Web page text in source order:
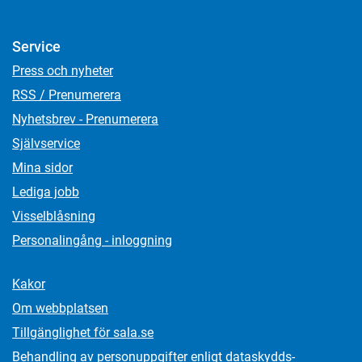
Service
Press och nyheter
RSS / Prenumerera
Nyhetsbrev - Prenumerera
Självservice
Mina sidor
Lediga jobb
Visselblåsning
Personalingång - inloggning
Kakor
Om webbplatsen
Tillgänglighet för sala.se
Behandling av personuppgifter enligt dataskydds­